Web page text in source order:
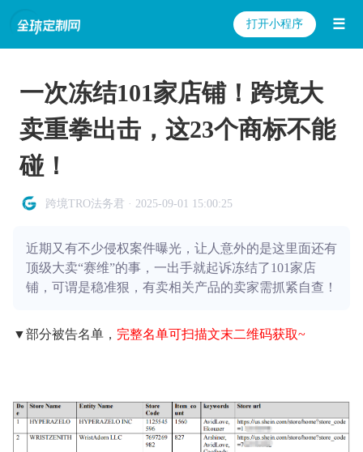
打开小程序 ☰
一次冻结101家店铺！跨境大
卖重拳出击，这23个商标不能
碰！
跨境TRO法务君 · 2025-09-01 15:00:25
近期又有不少侵权案件曝光，让人意外的是这里面还有
顶级大卖“赛维”的事，一出手就起诉冻结了101家店
铺，可谓是稳准狠，有卖相关产品的卖家需抓紧自查！
▼部分被告名单， 完整名单可扫描文末二维码获取~